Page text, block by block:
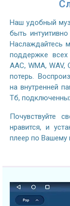
Наш удобный
быть
Наслаждайтесь
поддержке
AAC, WMA,
потерь.
на внутренней
Тб,
Почувствуйте
нравится, и
плеер по Вашему